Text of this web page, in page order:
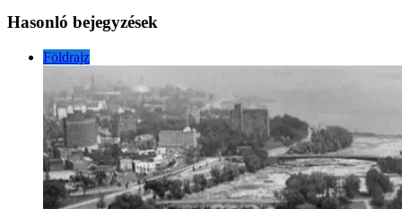
Hasonló bejegyzések
Földrajz